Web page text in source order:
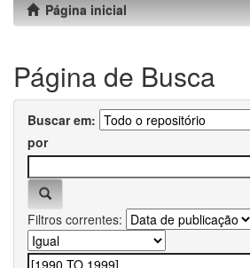
Página inicial
Página de Busca
Buscar em:
por
Filtros correntes: